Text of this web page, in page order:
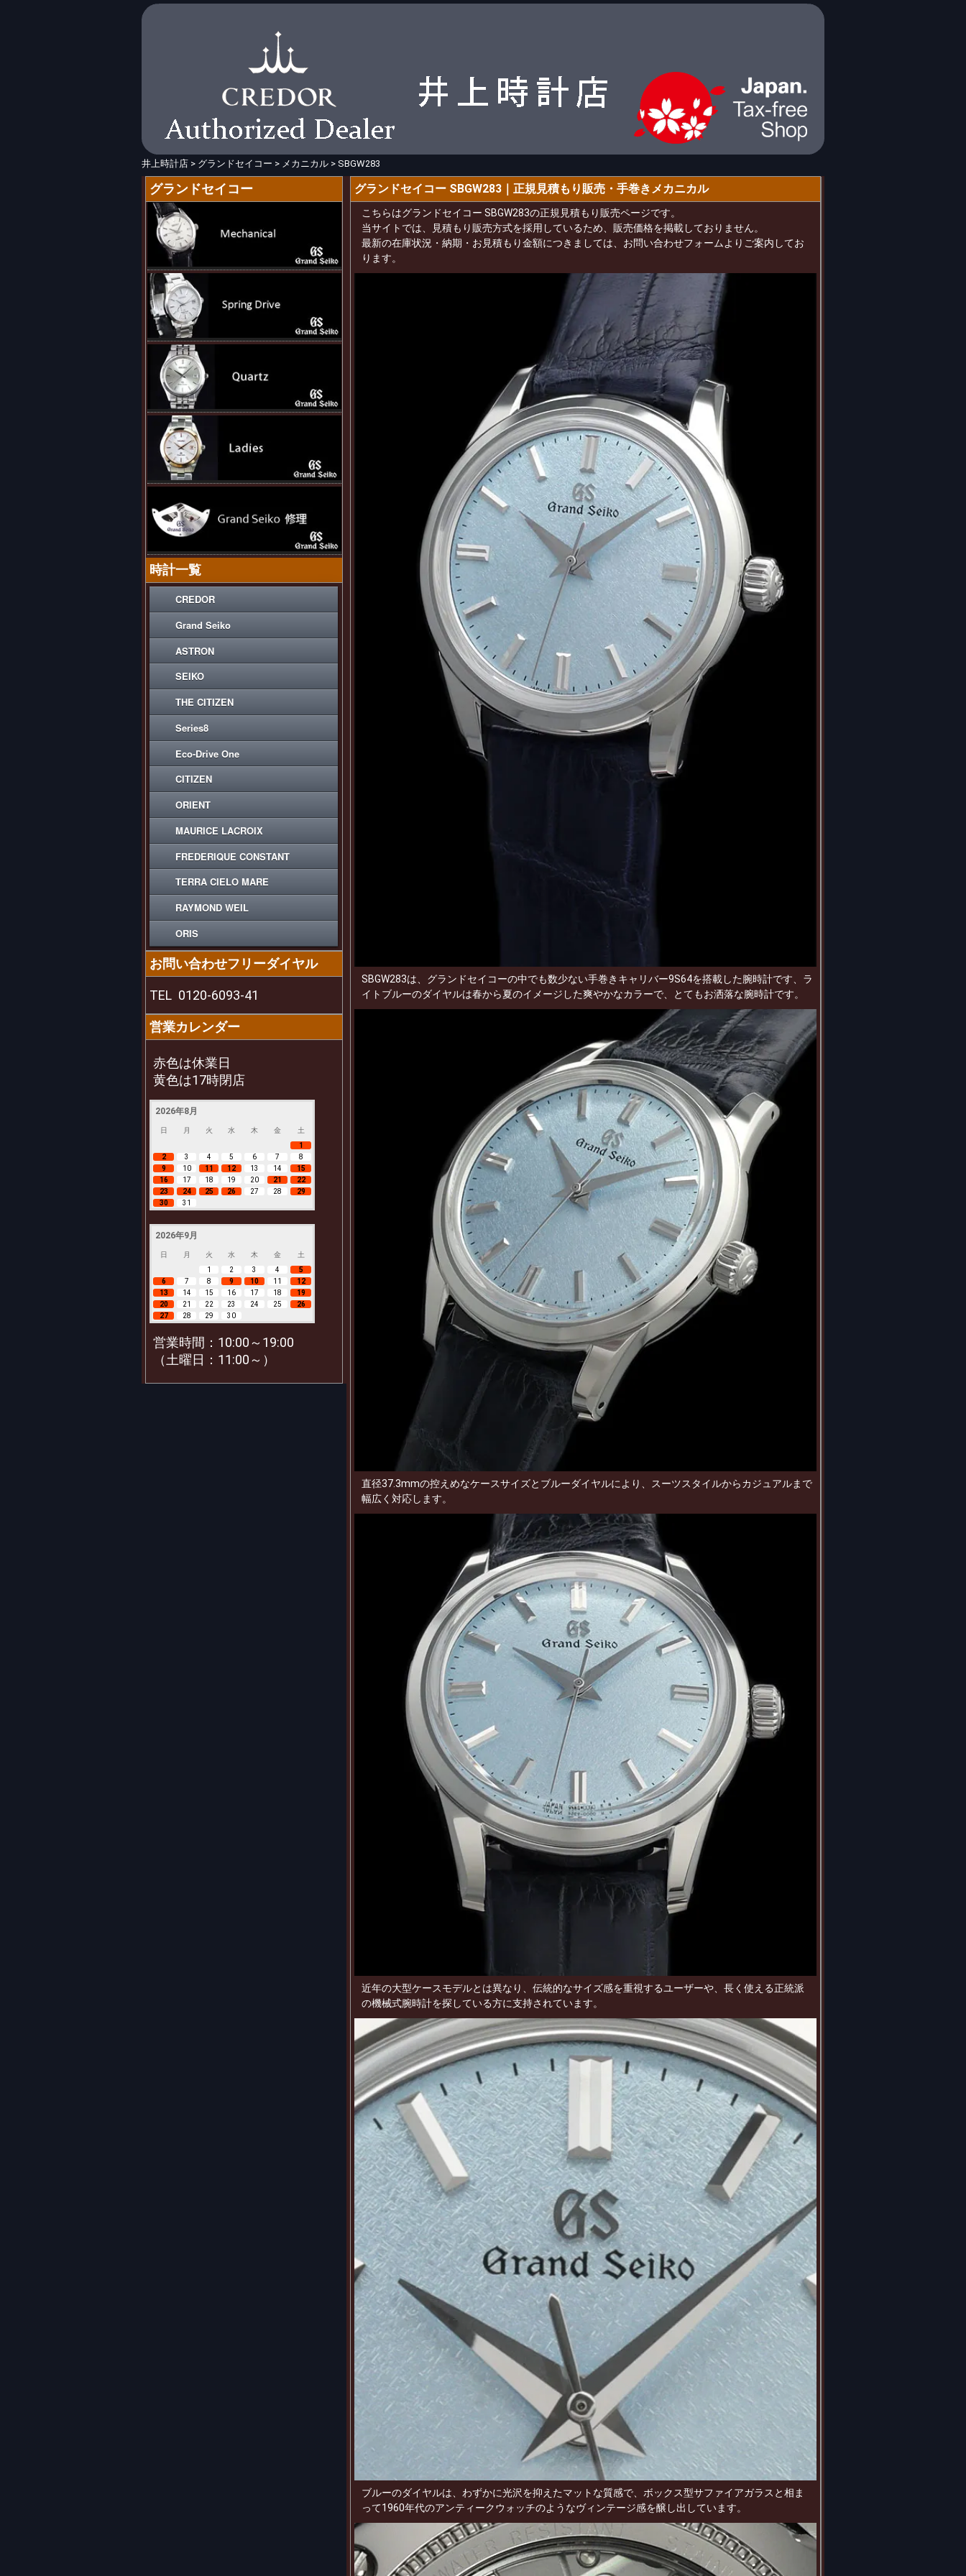
井上時計店 > グランドセイコー > メカニカル > SBGW283
グランドセイコー SBGW283｜正規見積もり販売・手巻きメカニカル
こちらはグランドセイコー SBGW283の正規見積もり販売ページです。
当サイトでは、見積もり販売方式を採用しているため、販売価格を掲載しておりません。
最新の在庫状況・納期・お見積もり金額につきましては、お問い合わせフォームよりご案内してお
ります。
SBGW283は、グランドセイコーの中でも数少ない手巻きキャリバー9S64を搭載した腕時計です、ラ
イトブルーのダイヤルは春から夏のイメージした爽やかなカラーで、とてもお洒落な腕時計です。
直径37.3mmの控えめなケースサイズとブルーダイヤルにより、スーツスタイルからカジュアルまで
幅広く対応します。
近年の大型ケースモデルとは異なり、伝統的なサイズ感を重視するユーザーや、長く使える正統派
の機械式腕時計を探している方に支持されています。
ブルーのダイヤルは、わずかに光沢を抑えたマットな質感で、ボックス型サファイアガラスと相ま
って1960年代のアンティークウォッチのようなヴィンテージ感を醸し出しています。
グランドセイコー
時計一覧
CREDOR
Grand Seiko
ASTRON
SEIKO
THE CITIZEN
Series8
Eco-Drive One
CITIZEN
ORIENT
MAURICE LACROIX
FREDERIQUE CONSTANT
TERRA CIELO MARE
RAYMOND WEIL
ORIS
お問い合わせフリーダイヤル
TEL 0120-6093-41
営業カレンダー
赤色は休業日
黄色は17時閉店
2026年8月
日 月 火 水 木 金
土
1
2
3 4 5 6 7
8
9
10 11 12 13 14
15
16
17 18 19 20 21
22
23
24 25 26 27 28
29
30
31
2026年9月
日 月 火 水 木 金
土
1
2 3 4
5
6
7 8 9 10 11
12
13
14 15 16 17 18
19
20
21 22 23 24 25
26
27
28 29 30
営業時間：10:00～19:00
（土曜日：11:00～）